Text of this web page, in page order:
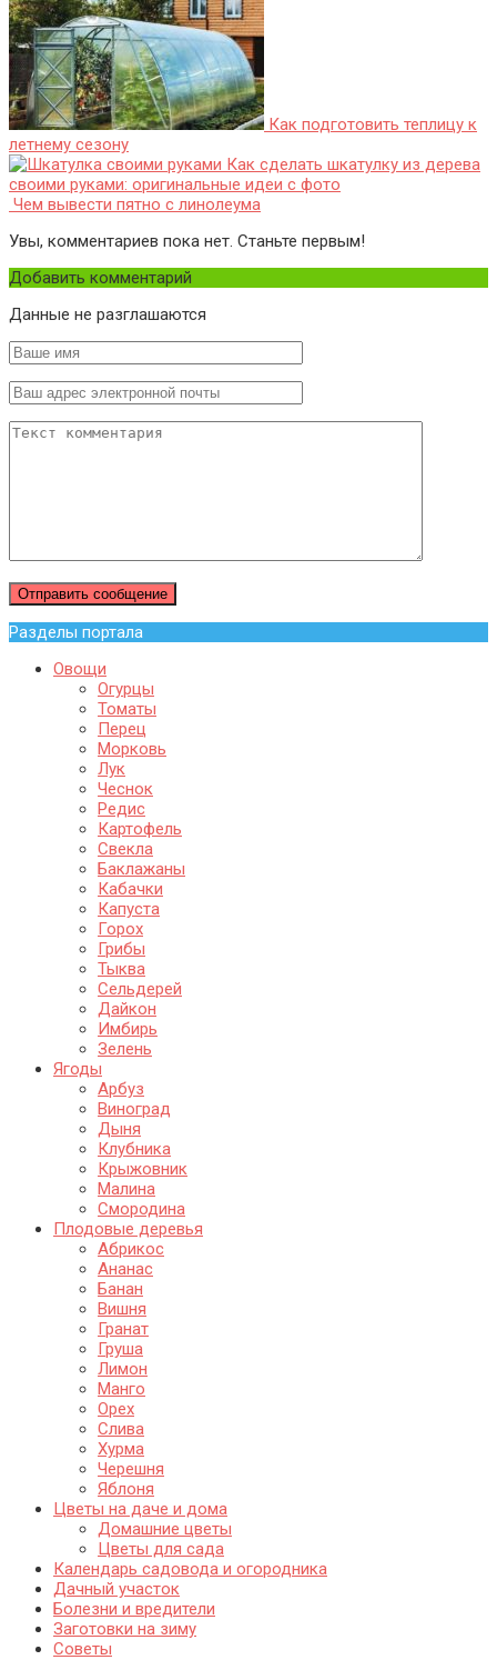
Как подготовить теплицу к
летнему сезону
Как сделать шкатулку из дерева
своими руками: оригинальные идеи с фото
Чем вывести пятно с линолеума
Увы, комментариев пока нет. Станьте первым!
Добавить комментарий
Данные не разглашаются
Разделы портала
Овощи
Огурцы
Томаты
Перец
Морковь
Лук
Чеснок
Редис
Картофель
Свекла
Баклажаны
Кабачки
Капуста
Горох
Грибы
Тыква
Сельдерей
Дайкон
Имбирь
Зелень
Ягоды
Арбуз
Виноград
Дыня
Клубника
Крыжовник
Малина
Смородина
Плодовые деревья
Абрикос
Ананас
Банан
Вишня
Гранат
Груша
Лимон
Манго
Орех
Слива
Хурма
Черешня
Яблоня
Цветы на даче и дома
Домашние цветы
Цветы для сада
Календарь садовода и огородника
Дачный участок
Болезни и вредители
Заготовки на зиму
Советы